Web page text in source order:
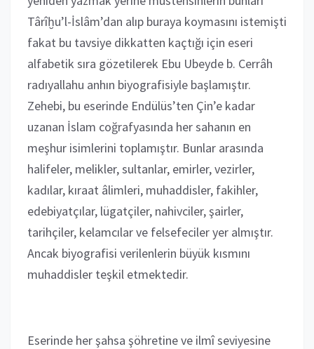
Târîḫu’l-İslâm’dan alıp buraya koymasını istemişti
fakat bu tavsiye dikkatten kaçtığı için eseri
alfabetik sıra gözetilerek Ebu Ubeyde b. Cerrâh
radıyallahu anhın biyografisiyle başlamıştır.
Zehebi, bu eserinde Endülüs’ten Çin’e kadar
uzanan İslam coğrafyasında her sahanın en
meşhur isimlerini toplamıştır. Bunlar arasında
halifeler, melikler, sultanlar, emirler, vezirler,
kadılar, kıraat âlimleri, muhaddisler, fakihler,
edebiyatçılar, lügatçiler, nahivciler, şairler,
tarihçiler, kelamcılar ve felsefeciler yer almıştır.
Ancak biyografisi verilenlerin büyük kısmını
muhaddisler teşkil etmektedir.
Eserinde her şahsa şöhretine ve ilmî seviyesine